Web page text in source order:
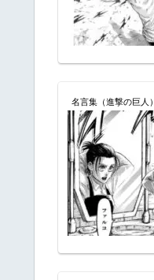
名言集（進撃の巨人）